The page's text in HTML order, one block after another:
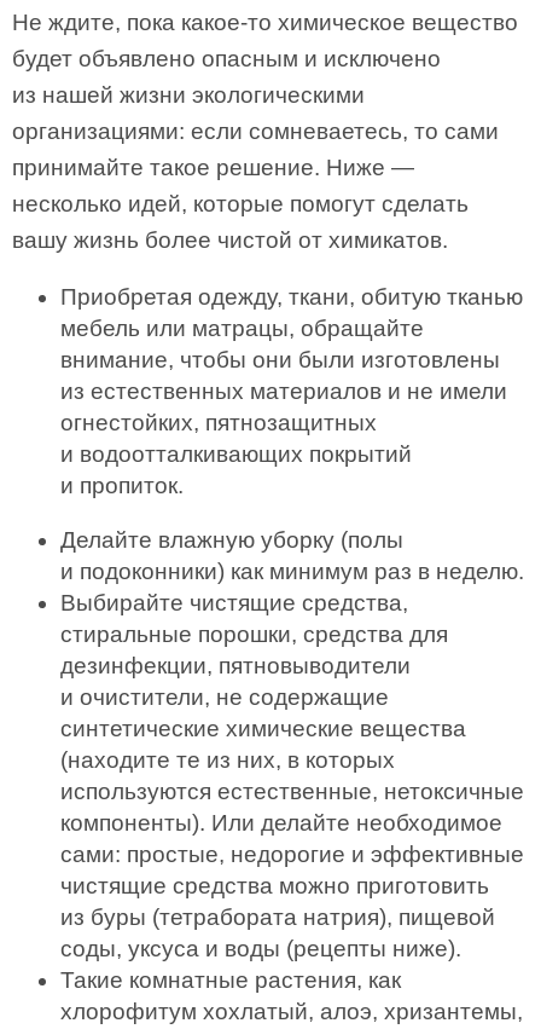
Не ждите, пока какое-то химическое вещество
будет объявлено опасным и исключено
из нашей жизни экологическими
организациями: если сомневаетесь, то сами
принимайте такое решение. Ниже —
несколько идей, которые помогут сделать
вашу жизнь более чистой от химикатов.
Приобретая одежду, ткани, обитую тканью
мебель или матрацы, обращайте
внимание, чтобы они были изготовлены
из естественных материалов и не имели
огнестойких, пятнозащитных
и водоотталкивающих покрытий
и пропиток.
Делайте влажную уборку (полы
и подоконники) как минимум раз в неделю.
Выбирайте чистящие средства,
стиральные порошки, средства для
дезинфекции, пятновыводители
и очистители, не содержащие
синтетические химические вещества
(находите те из них, в которых
используются естественные, нетоксичные
компоненты). Или делайте необходимое
сами: простые, недорогие и эффективные
чистящие средства можно приготовить
из буры (тетрабората натрия), пищевой
соды, уксуса и воды (рецепты ниже).
Такие комнатные растения, как
хлорофитум хохлатый, алоэ, хризантемы,